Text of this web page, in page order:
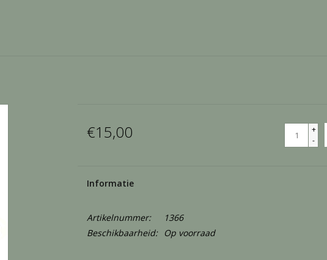
€15,00
+
-
Informatie
Artikelnummer:
1366
Beschikbaarheid:
Op voorraad